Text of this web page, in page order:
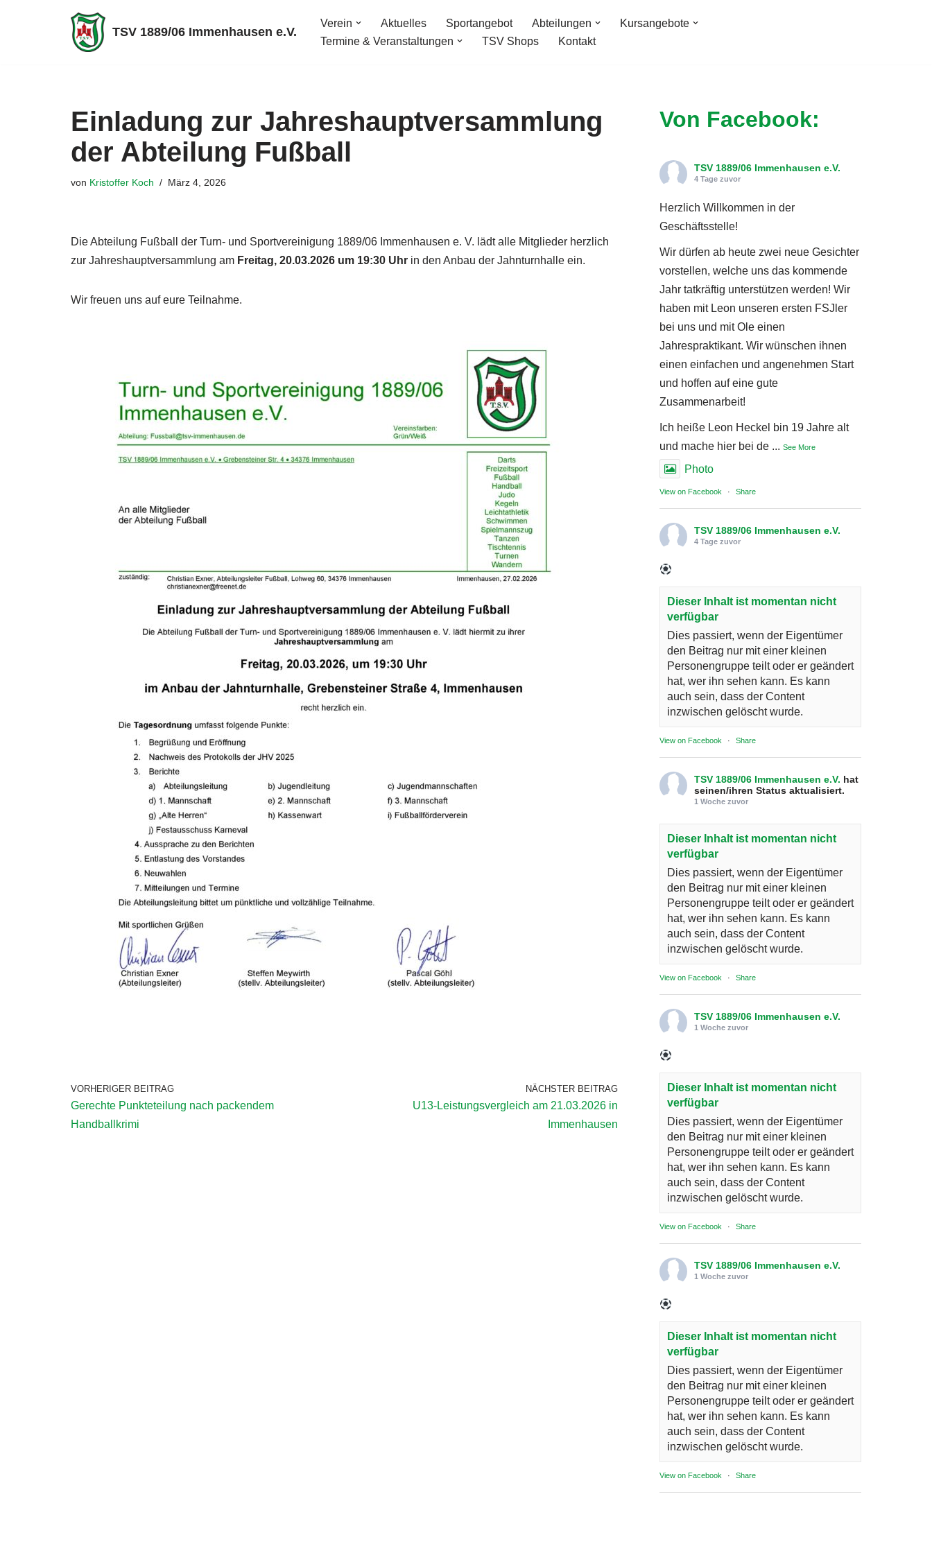
TSV 1889/06 Immenhausen e.V.
Verein Aktuelles Sportangebot Abteilungen
Kursangebote
Termine & Veranstaltungen
TSV Shops Kontakt
Einladung zur Jahreshauptversammlung
der Abteilung Fußball
von Kristoffer Koch März 4, 2026
Die Abteilung Fußball der Turn- und Sportvereinigung 1889/06 Immenhausen e. V. lädt alle Mitglieder herzlich
zur Jahreshauptversammlung am Freitag, 20.03.2026 um 19:30 Uhr in den Anbau der Jahnturnhalle ein.
Wir freuen uns auf eure Teilnahme.
VORHERIGER BEITRAG
Gerechte Punkteteilung nach packendem
Handballkrimi
NÄCHSTER BEITRAG
U13-Leistungsvergleich am 21.03.2026 in
Immenhausen
Von Facebook:
TSV 1889/06 Immenhausen e.V.
4 Tage zuvor
Herzlich Willkommen in der
Geschäftsstelle!
Wir dürfen ab heute zwei neue Gesichter
vorstellen, welche uns das kommende
Jahr tatkräftig unterstützen werden! Wir
haben mit Leon unseren ersten FSJler
bei uns und mit Ole einen
Jahrespraktikant. Wir wünschen ihnen
einen einfachen und angenehmen Start
und hoffen auf eine gute
Zusammenarbeit!
Ich heiße Leon Heckel bin 19 Jahre alt
und mache hier bei de ... See More
Photo
View on Facebook · Share
TSV 1889/06 Immenhausen e.V.
4 Tage zuvor
Dieser Inhalt ist momentan nicht
verfügbar
Dies passiert, wenn der Eigentümer
den Beitrag nur mit einer kleinen
Personengruppe teilt oder er geändert
hat, wer ihn sehen kann. Es kann
auch sein, dass der Content
inzwischen gelöscht wurde.
View on Facebook · Share
TSV 1889/06 Immenhausen e.V. hat
seinen/ihren Status aktualisiert.
1 Woche zuvor
Dieser Inhalt ist momentan nicht
verfügbar
Dies passiert, wenn der Eigentümer
den Beitrag nur mit einer kleinen
Personengruppe teilt oder er geändert
hat, wer ihn sehen kann. Es kann
auch sein, dass der Content
inzwischen gelöscht wurde.
View on Facebook · Share
TSV 1889/06 Immenhausen e.V.
1 Woche zuvor
Dieser Inhalt ist momentan nicht
verfügbar
Dies passiert, wenn der Eigentümer
den Beitrag nur mit einer kleinen
Personengruppe teilt oder er geändert
hat, wer ihn sehen kann. Es kann
auch sein, dass der Content
inzwischen gelöscht wurde.
View on Facebook · Share
TSV 1889/06 Immenhausen e.V.
1 Woche zuvor
Dieser Inhalt ist momentan nicht
verfügbar
Dies passiert, wenn der Eigentümer
den Beitrag nur mit einer kleinen
Personengruppe teilt oder er geändert
hat, wer ihn sehen kann. Es kann
auch sein, dass der Content
inzwischen gelöscht wurde.
View on Facebook · Share